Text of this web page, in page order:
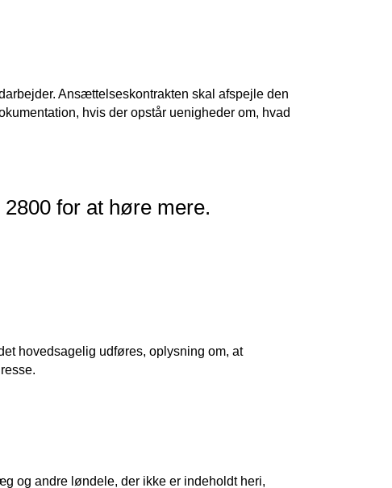
Ansættelseskontrakten skal afspejle den
hvis der opstår uenigheder om, hvad
for at høre mere.
hovedsagelig udføres, oplysning om, at
og andre løndele, der ikke er indeholdt heri,